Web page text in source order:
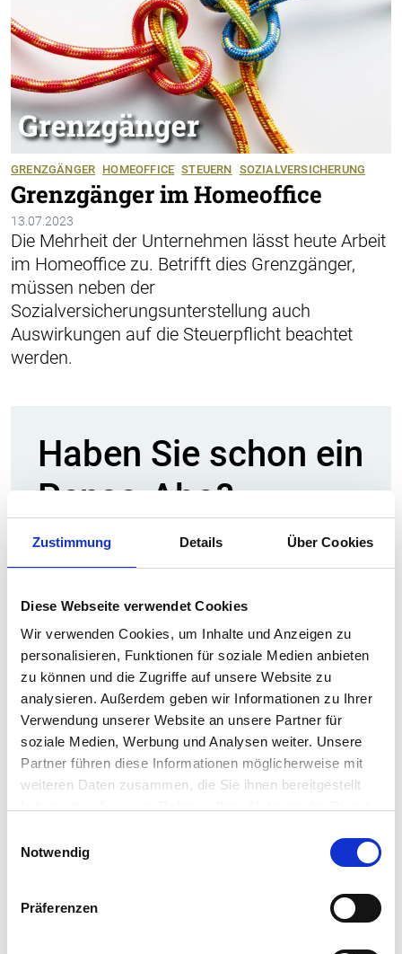
Zustimmung Details Über Cookies
Diese Webseite verwendet Cookies
Wir verwenden Cookies, um Inhalte und Anzeigen zu
personalisieren, Funktionen für soziale Medien anbieten
zu können und die Zugriffe auf unsere Website zu
analysieren. Außerdem geben wir Informationen zu Ihrer
Verwendung unserer Website an unsere Partner für
soziale Medien, Werbung und Analysen weiter. Unsere
Partner führen diese Informationen möglicherweise mit
weiteren Daten zusammen, die Sie ihnen bereitgestellt
Notwendig
Präferenzen
GRENZGÄNGER HOMEOFFICE STEUERN SOZIALVERSICHERUNG
Grenzgänger im Homeoffice
13.07.2023
Die Mehrheit der Unternehmen lässt heute Arbeit
im Home­office zu. Betrifft dies Grenzgänger,
müssen neben der
Sozialversicherungsunterstellung auch
Auswirkungen auf die Steuerpflicht beachtet
werden.
Haben Sie schon ein
Penso-Abo?
Dann können Sie sich einloggen und
Falls nicht, bestellen Sie Ihr Abo und
erhalten Sie Zugang zu allen Artikeln
auf der Webplattform, aktuelle
Informationen via Newsletter sowie
jährlich 6 gedruckte Zeitschriften.
MEHR ERFAHREN